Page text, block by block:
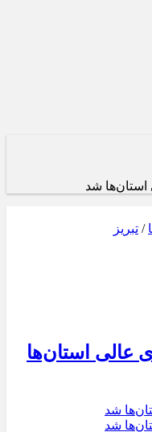
شد
/ تبریز
عالی استان‌ها